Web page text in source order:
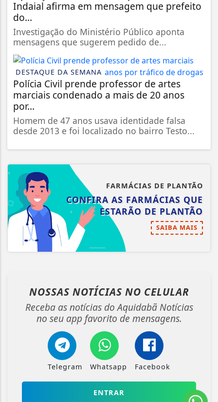
Indaial afirma em mensagem que prefeito
do...
Investigação do Ministério Público aponta
mensagens que sugerem pedido de...
DESTAQUE DA SEMANA
Polícia Civil prende professor de artes
marciais condenado a mais de 20 anos
por...
Homem de 47 anos usava identidade falsa
desde 2013 e foi localizado no bairro Testo...
FARMÁCIAS DE PLANTÃO
CONFIRA AS FARMÁCIAS QUE
ESTARÃO DE PLANTÃO
SAIBA MAIS
NOSSAS NOTÍCIAS NO CELULAR
Receba as notícias do Aquidabã Notícias
no seu app favorito de mensagens.
Telegram Whatsapp Facebook
ENTRAR